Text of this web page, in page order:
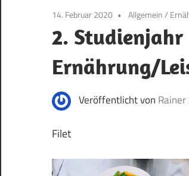
14. Februar 2020 Allgemein/
2. Studienjahr
Ernährung/
Veröffentlicht von
Filet